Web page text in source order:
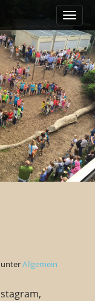
unterAllgemein